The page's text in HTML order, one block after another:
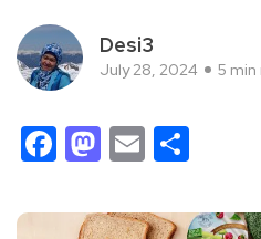
Desi3
July 28, 2024 5 min
Facebook
Mastodon
Email